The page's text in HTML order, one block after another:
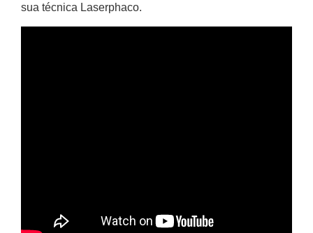
sua técnica Laserphaco.